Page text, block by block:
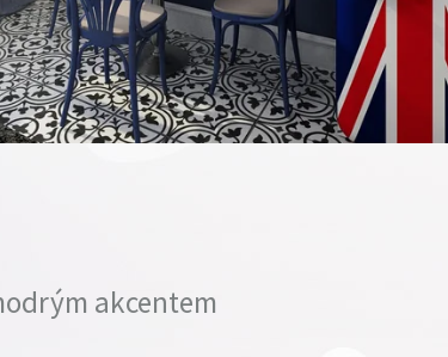
akcentem